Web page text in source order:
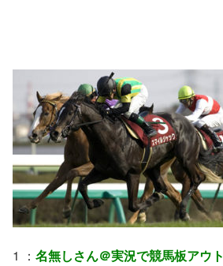
1 ： 名無しさん＠実況で競馬板アウト